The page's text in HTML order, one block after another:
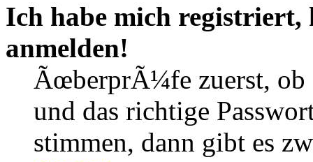
Ich habe mich
anmelden!
ÃœberprÃ¼fe zuerst, ob
und das richtige
stimmen, dann gibt es